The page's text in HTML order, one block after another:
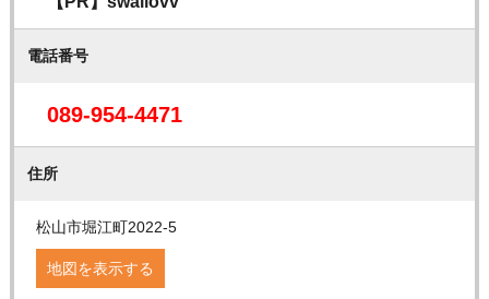
電話番号
089-954-4471
住所
松山市堀江町2022-5
地図を表示する